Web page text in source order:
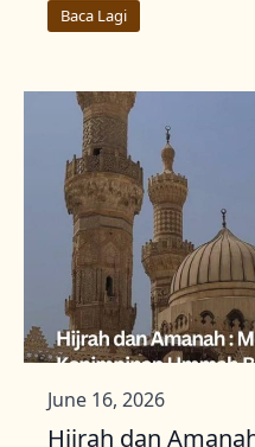
Baca Lagi
Hijrah dan
June 16, 2026